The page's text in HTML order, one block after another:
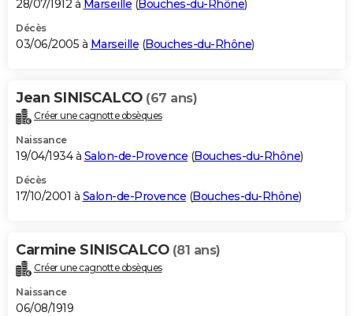
28/07/1912 à Marseille (Bouches-du-Rhône)
Décès
03/06/2005 à Marseille (Bouches-du-Rhône)
Jean SINISCALCO (67 ans)
Créer une cagnotte obsèques
Naissance
19/04/1934 à Salon-de-Provence (Bouches-du-Rhône)
Décès
17/10/2001 à Salon-de-Provence (Bouches-du-Rhône)
Carmine SINISCALCO (81 ans)
Créer une cagnotte obsèques
Naissance
06/08/1919